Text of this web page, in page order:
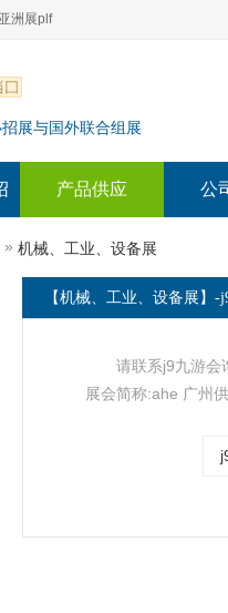
零售展|oem展
）
贴牌代加工展
洲展plf
）
展与国外联合组展
产品供应 公
» 机械、工业、设备展
【机械、工业、设备展】-
请联系j9九游会
展会简称:ahe 广州